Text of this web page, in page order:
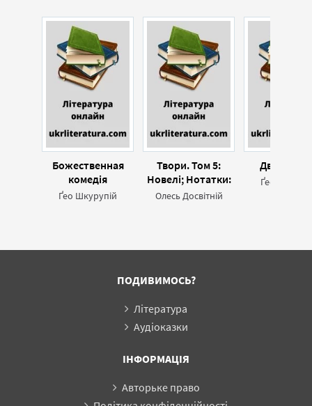
Божественная
комедія
Ґео Шкурупій
Твори. Том 5:
Новелі; Нотатки:
закордонні
Олесь Досвітній
Двері в
Ґео
ПОДИВИМОСЬ?
Література
Аудіоказки
ІНФОРМАЦІЯ
Авторьке право